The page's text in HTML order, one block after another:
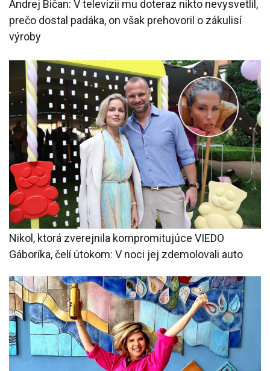
Andrej Bičan: V televízii mu doteraz nikto nevysvetlil,
prečo dostal padáka, on však prehovoril o zákulisí
výroby
Nikol, ktorá zverejnila kompromitujúce VIEDO
Gáboríka, čelí útokom: V noci jej zdemolovali auto